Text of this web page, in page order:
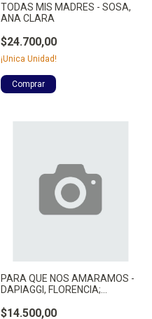
TODAS MIS MADRES - SOSA,
ANA CLARA
$24.700,00
¡Unica Unidad!
PARA QUE NOS AMARAMOS -
DAPIAGGI, FLORENCIA;
$14.500,00